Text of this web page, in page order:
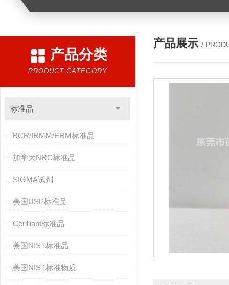
产品分类
PRODUCT CATEGORY
标准品
BCR/IRMM/ERM标准品
加拿大NRC标准品
SIGMA试剂
美国USP标准品
Cerilliant标准品
美国NIST标准品
美国NIST标准物质
产品展示 /